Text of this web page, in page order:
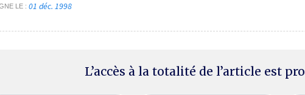
LE 01 déc. 1998
L’accès à la totalité de l’article est